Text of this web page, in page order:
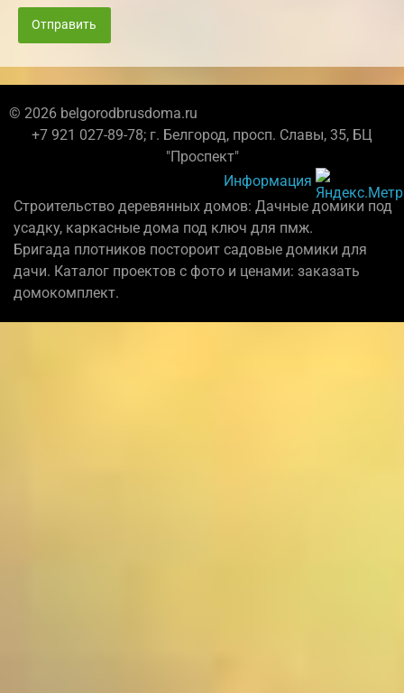
Отправить
© 2026 belgorodbrusdoma.ru
+7 921 027-89-78; г. Белгород, просп. Славы, 35, БЦ
"Проспект"
Информация
Строительство деревянных домов: Дачные домики под
усадку, каркасные дома под ключ для пмж.
Бригада плотников постороит садовые домики для
дачи. Каталог проектов с фото и ценами: заказать
домокомплект.